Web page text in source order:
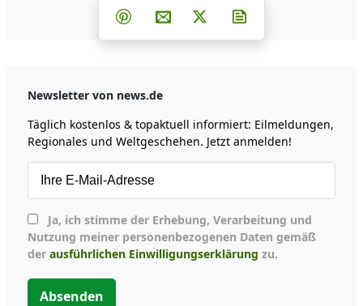
Teilen auf Facebook
Teilen auf Whatsapp
Teilen auf Telegram
Teilen auf Pinterest
Per E-Mail teilen
Post auf X
Newsletter von news.de
Täglich kostenlos & topaktuell informiert: Eilmeldungen,
Regionales und Weltgeschehen. Jetzt anmelden!
Nutzung meiner personenbezogenen Daten gemäß
der ausführlichen Einwilligungserklärung zu.
Absenden